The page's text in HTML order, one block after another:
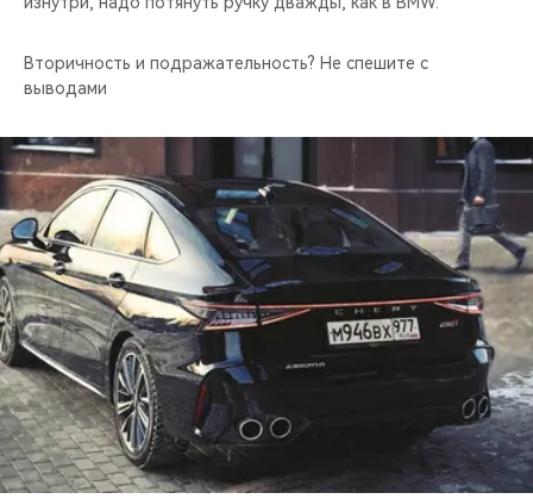
Вторичность и подражательность? Не спешите с
выводами